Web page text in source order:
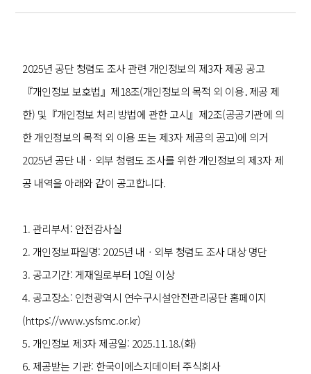
2025년 공단 청렴도 조사 관련 개인정보의 제3자 제공 공고
『개인정보 보호법』제18조(개인정보의 목적 외 이용․제공 제
한) 및『개인정보 처리 방법에 관한 고시』제2조(공공기관에 의
한 개인정보의 목적 외 이용 또는 제3자 제공의 공고)에 의거
2025년 공단 내ㆍ외부 청렴도 조사를 위한 개인정보의 제3자 제
공 내역을 아래와 같이 공고합니다.
1. 관리부서: 안전감사실
2. 개인정보파일명: 2025년 내ㆍ외부 청렴도 조사 대상 명단
3. 공고기간: 게재일로부터 10일 이상
4. 공고장소: 인천광역시 연수구시설안전관리공단 홈페이지
(https://www.ysfsmc.or.kr)
5. 개인정보 제3자 제공일: 2025.11.18.(화)
6. 제공받는 기관: 한국이에스지데이터 주식회사